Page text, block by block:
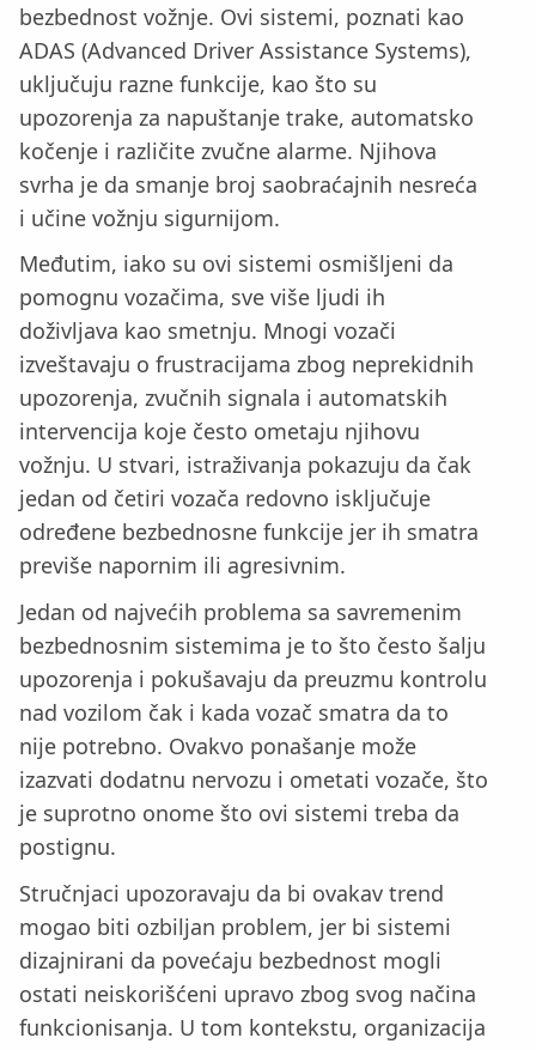
bezbednost vožnje. Ovi sistemi, poznati kao
ADAS (Advanced Driver Assistance Systems),
uključuju razne funkcije, kao što su
upozorenja za napuštanje trake, automatsko
kočenje i različite zvučne alarme. Njihova
svrha je da smanje broj saobraćajnih nesreća
i učine vožnju sigurnijom.
Međutim, iako su ovi sistemi osmišljeni da
pomognu vozačima, sve više ljudi ih
doživljava kao smetnju. Mnogi vozači
izveštavaju o frustracijama zbog neprekidnih
upozorenja, zvučnih signala i automatskih
intervencija koje često ometaju njihovu
vožnju. U stvari, istraživanja pokazuju da čak
jedan od četiri vozača redovno isključuje
određene bezbednosne funkcije jer ih smatra
previše napornim ili agresivnim.
Jedan od najvećih problema sa savremenim
bezbednosnim sistemima je to što često šalju
upozorenja i pokušavaju da preuzmu kontrolu
nad vozilom čak i kada vozač smatra da to
nije potrebno. Ovakvo ponašanje može
izazvati dodatnu nervozu i ometati vozače, što
je suprotno onome što ovi sistemi treba da
postignu.
Stručnjaci upozoravaju da bi ovakav trend
mogao biti ozbiljan problem, jer bi sistemi
dizajnirani da povećaju bezbednost mogli
ostati neiskorišćeni upravo zbog svog načina
funkcionisanja. U tom kontekstu, organizacija